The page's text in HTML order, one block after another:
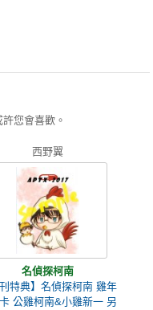
您會喜歡。
西野翼
名偵探柯南
刊特典】名偵探柯南 雞年
公雞柯南&小雞新一 另